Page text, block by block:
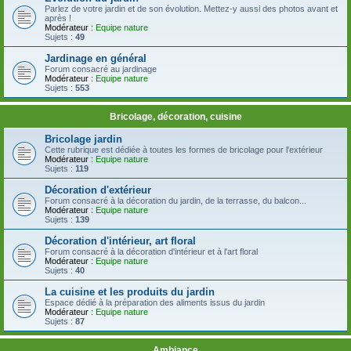
Parlez de votre jardin et de son évolution. Mettez-y aussi des photos avant et
après !
Modérateur : Equipe nature
Sujets : 49
Jardinage en général
Forum consacré au jardinage
Modérateur : Equipe nature
Sujets : 553
Bricolage, décoration, cuisine
Bricolage jardin
Cette rubrique est dédiée à toutes les formes de bricolage pour l'extérieur
Modérateur : Equipe nature
Sujets : 119
Décoration d'extérieur
Forum consacré à la décoration du jardin, de la terrasse, du balcon...
Modérateur : Equipe nature
Sujets : 139
Décoration d'intérieur, art floral
Forum consacré à la décoration d'intérieur et à l'art floral
Modérateur : Equipe nature
Sujets : 40
La cuisine et les produits du jardin
Espace dédié à la préparation des aliments issus du jardin
Modérateur : Equipe nature
Sujets : 87